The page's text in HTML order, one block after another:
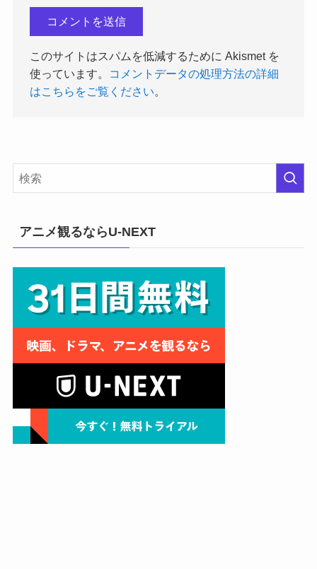
このサイトはスパムを低減するために Akismet を
使っています。
コメントデータの処理方法の詳細
はこちらをご覧ください。
アニメ観るならU-NEXT